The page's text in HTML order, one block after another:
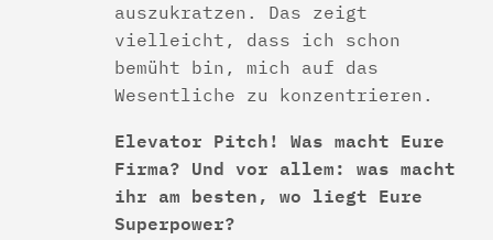
auszukratzen. Das zeigt
vielleicht, dass ich schon
bemüht bin, mich auf das
Wesentliche zu konzentrieren.
Elevator Pitch! Was macht Eure
Firma? Und vor allem: was macht
ihr am besten, wo liegt Eure
Superpower?